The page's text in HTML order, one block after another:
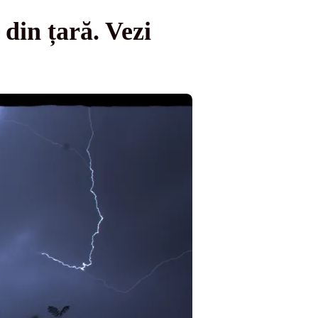
țară. Vezi